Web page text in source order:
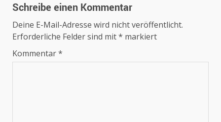
Schreibe einen Kommentar
Deine E-Mail-Adresse wird nicht veröffentlicht.
Erforderliche Felder sind mit* markiert
Kommentar*